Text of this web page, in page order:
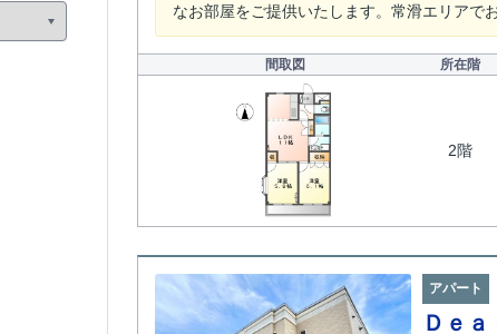
なお部屋をご提供いたします。常滑エリアで
間取図 所在階
2階
アパート
Ｄｅ